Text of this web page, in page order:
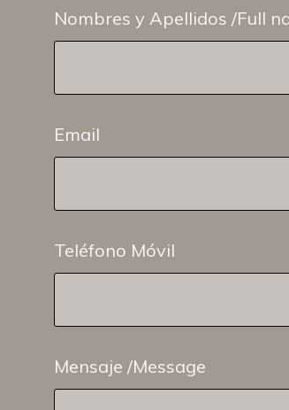
Nombres y Apellidos /Full
Email
Teléfono Móvil
Mensaje /Message